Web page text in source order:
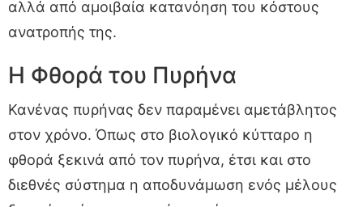
αλλά από αμοιβαία κατανόηση του κόστους
ανατροπής της.
Η Φθορά του Πυρήνα
Κανένας πυρήνας δεν παραμένει αμετάβλητος
στον χρόνο. Όπως στο βιολογικό κύτταρο η
φθορά ξεκινά από τον πυρήνα, έτσι και στο
διεθνές σύστημα η αποδυνάμωση ενός μέλους